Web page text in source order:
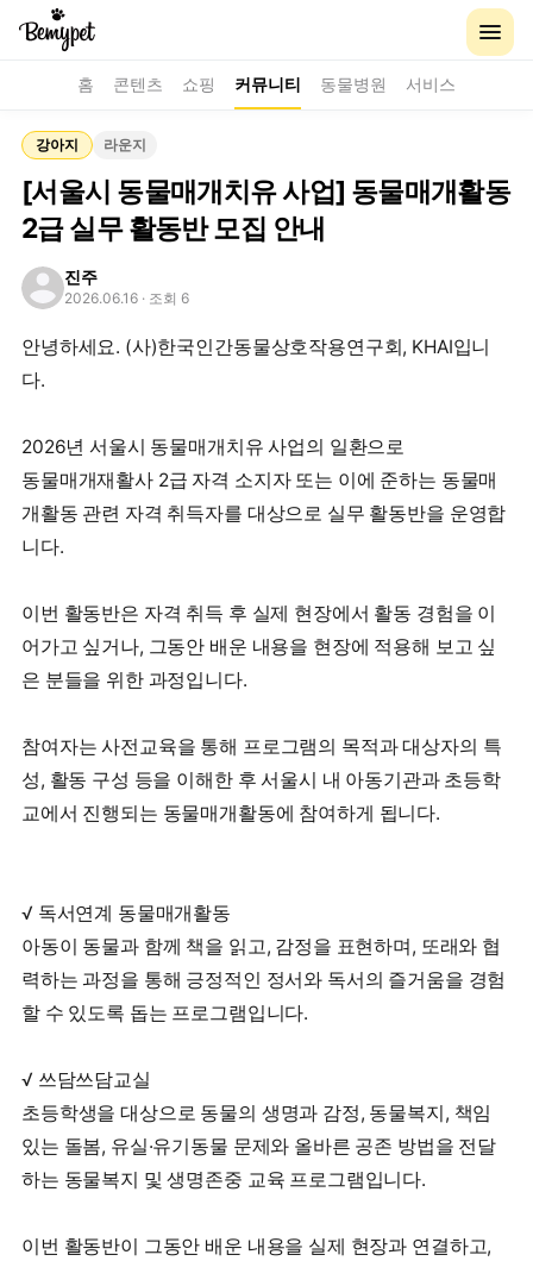
홈 콘텐츠 쇼핑 커뮤니티 동물병원 서비스
강아지 라운지
[서울시 동물매개치유 사업] 동물매개활동
2급 실무 활동반 모집 안내
진주
2026.06.16 · 조회 6
안녕하세요. (사)한국인간동물상호작용연구회, KHAI입니
다.
2026년 서울시 동물매개치유 사업의 일환으로
동물매개재활사 2급 자격 소지자 또는 이에 준하는 동물매
개활동 관련 자격 취득자를 대상으로 실무 활동반을 운영합
니다.
이번 활동반은 자격 취득 후 실제 현장에서 활동 경험을 이
어가고 싶거나, 그동안 배운 내용을 현장에 적용해 보고 싶
은 분들을 위한 과정입니다.
참여자는 사전교육을 통해 프로그램의 목적과 대상자의 특
성, 활동 구성 등을 이해한 후 서울시 내 아동기관과 초등학
교에서 진행되는 동물매개활동에 참여하게 됩니다.
√ 독서연계 동물매개활동
아동이 동물과 함께 책을 읽고, 감정을 표현하며, 또래와 협
력하는 과정을 통해 긍정적인 정서와 독서의 즐거움을 경험
할 수 있도록 돕는 프로그램입니다.
√ 쓰담쓰담교실
초등학생을 대상으로 동물의 생명과 감정, 동물복지, 책임
있는 돌봄, 유실·유기동물 문제와 올바른 공존 방법을 전달
하는 동물복지 및 생명존중 교육 프로그램입니다.
이번 활동반이 그동안 배운 내용을 실제 현장과 연결하고,